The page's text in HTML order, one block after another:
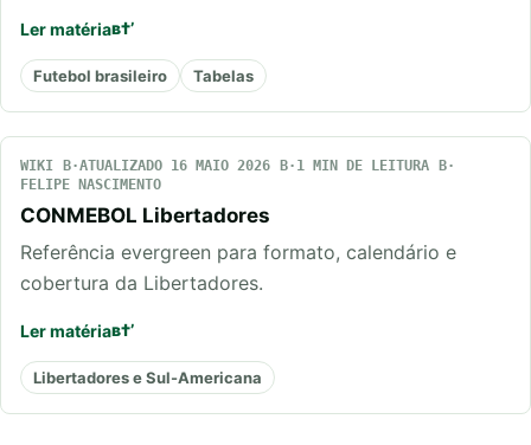
Ler matéria
Futebol brasileiro Tabelas
WIKI ATUALIZADO 16 MAIO 2026
1 MIN DE LEITURA
FELIPE NASCIMENTO
CONMEBOL Libertadores
Referência evergreen para formato, calendário e
cobertura da Libertadores.
Ler matéria
Libertadores e Sul-Americana